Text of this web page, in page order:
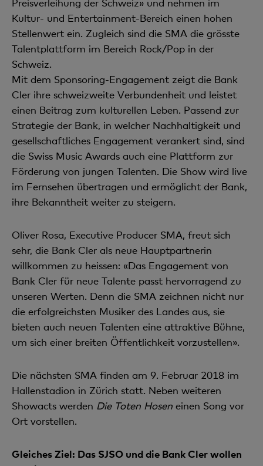
Preisverleihung der Schweiz» und nehmen im
Kultur- und Entertainment-Bereich einen hohen
Stellenwert ein. Zugleich sind die SMA die grösste
Talentplattform im Bereich Rock/Pop in der
Schweiz.
Mit dem Sponsoring-Engagement zeigt die Bank
Cler ihre schweizweite Verbundenheit und leistet
einen Beitrag zum kulturellen Leben. Passend zur
Strategie der Bank, in welcher Nachhaltigkeit und
gesellschaftliches Engagement verankert sind, sind
die Swiss Music Awards auch eine Plattform zur
Förderung von jungen Talenten. Die Show wird live
im Fernsehen übertragen und ermöglicht der Bank,
ihre Bekanntheit weiter zu steigern.
Oliver Rosa, Executive Producer SMA, freut sich
sehr, die Bank Cler als neue Hauptpartnerin
willkommen zu heissen: «Das Engagement von
Bank Cler für neue Talente passt hervorragend zu
unseren Werten. Denn die SMA zeichnen nicht nur
die erfolgreichsten Musiker des Landes aus, sie
bieten auch neuen Talenten eine attraktive Bühne,
um sich einer breiten Öffentlichkeit vorzustellen».
Die nächsten SMA finden am 9. Februar 2018 im
Hallenstadion in Zürich statt. Neben weiteren
Showacts werden Die Toten Hosen einen Song vor
Ort vorstellen.
Gleiches Ziel: Das SJSO und die Bank Cler wollen